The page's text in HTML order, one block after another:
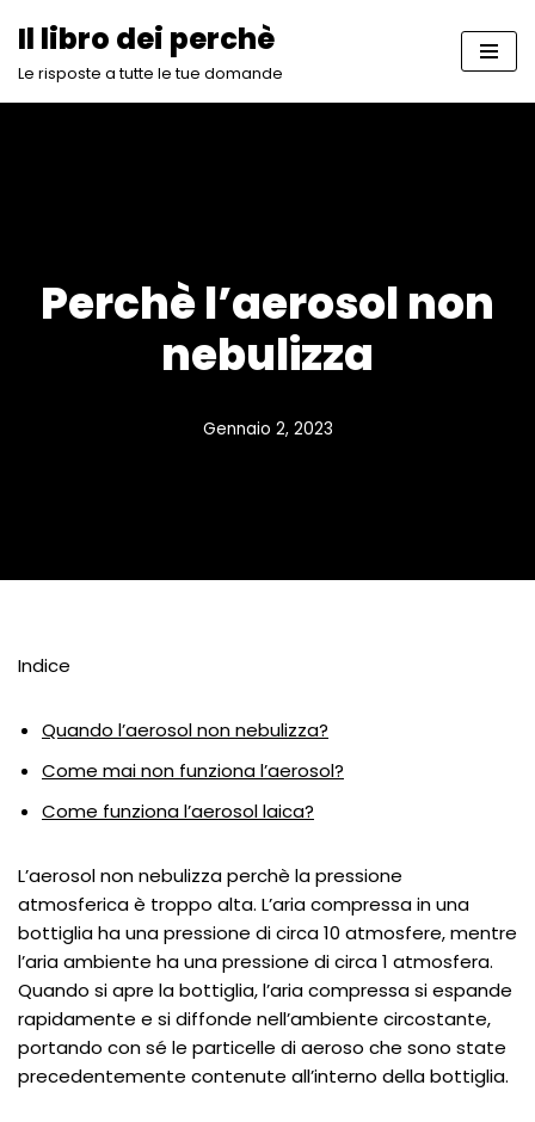
Vai
Il libro dei perchè
Le risposte a tutte le tue domande
Perchè l’aerosol non
nebulizza
Gennaio 2, 2023
Indice
Quando l’aerosol non nebulizza?
Come mai non funziona l’aerosol?
Come funziona l’aerosol laica?
L’aerosol non nebulizza perchè la pressione
atmosferica è troppo alta. L’aria compressa in una
bottiglia ha una pressione di circa 10 atmosfere, mentre
l’aria ambiente ha una pressione di circa 1 atmosfera.
Quando si apre la bottiglia, l’aria compressa si espande
rapidamente e si diffonde nell’ambiente circostante,
portando con sé le particelle di aeroso che sono state
precedentemente contenute all’interno della bottiglia.